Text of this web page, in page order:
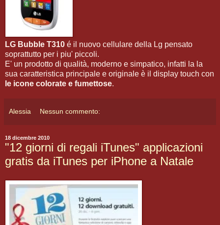
LG Bubble T310 é il nuovo cellulare della Lg pensato
soprattutto per i piu' piccoli.
E' un prodotto di qualità, moderno e simpatico, infatti la la
sua caratteristica principale e originale è il display touch con
le icone colorate e fumettose.
Alessia Nessun commento:
18 dicembre 2010
"12 giorni di regali iTunes" applicazioni
gratis da iTunes per iPhone a Natale